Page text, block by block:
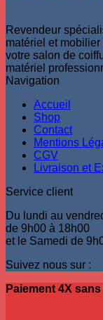
Revendeur
matériel et
votre salon de
matériel
Navigation
Accueil
Shop
Contact
Mentions
CGV
Livraison et
Service client
Du lundi au
de 9h00 à 18h00
et le Samedi de
Suivez nous sur :
Paiement 4X